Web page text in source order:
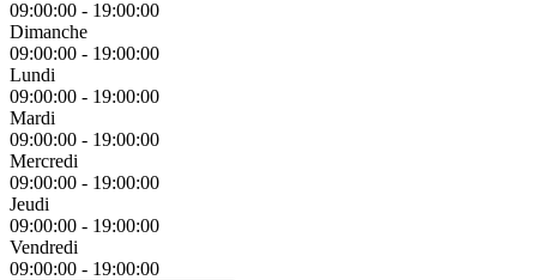
09:00:00 - 19:00:00
Dimanche
09:00:00 - 19:00:00
Lundi
09:00:00 - 19:00:00
Mardi
09:00:00 - 19:00:00
Mercredi
09:00:00 - 19:00:00
Jeudi
09:00:00 - 19:00:00
Vendredi
09:00:00 - 19:00:00